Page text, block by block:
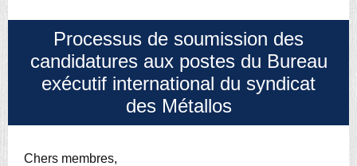
Processus de soumission des
candidatures aux postes du Bureau
exécutif international du syndicat
des Métallos
Chers membres,